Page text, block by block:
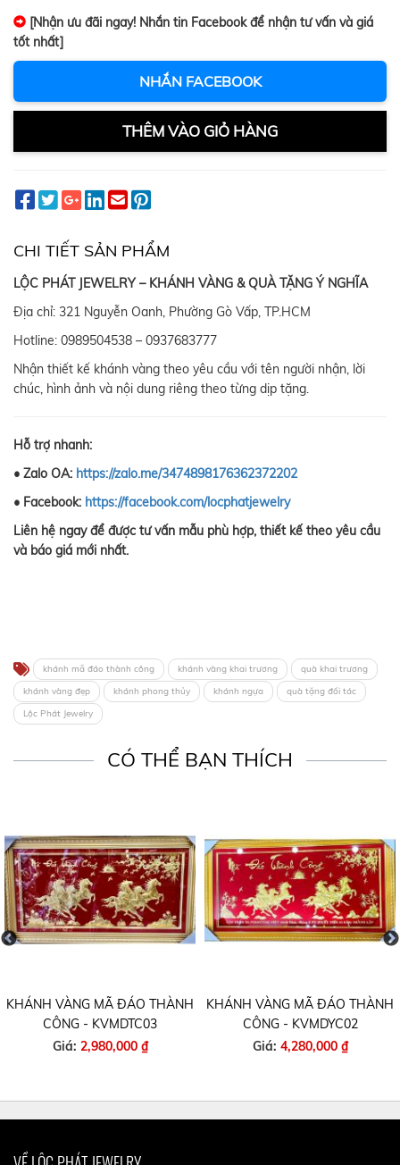
[Nhận ưu đãi ngay! Nhắn tin Facebook để nhận tư vấn và giá
tốt nhất]
NHẮN FACEBOOK
THÊM VÀO GIỎ HÀNG
CHI TIẾT SẢN PHẨM
LỘC PHÁT JEWELRY – KHÁNH VÀNG & QUÀ TẶNG Ý NGHĨA
Địa chỉ: 321 Nguyễn Oanh, Phường Gò Vấp, TP.HCM
Hotline: 0989504538 – 0937683777
Nhận thiết kế khánh vàng theo yêu cầu với tên người nhận, lời
chúc, hình ảnh và nội dung riêng theo từng dịp tặng.
Hỗ trợ nhanh:
• Zalo OA: https://zalo.me/3474898176362372202
• Facebook: https://facebook.com/locphatjewelry
Liên hệ ngay để được tư vấn mẫu phù hợp, thiết kế theo yêu cầu
và báo giá mới nhất.
khánh mã đáo thành công khánh vàng khai trương
quà khai trương
khánh vàng đẹp
khánh phong thủy khánh ngựa
quà tặng đối tác
Lộc Phát Jewelry
CÓ THỂ BẠN THÍCH
KHÁNH VÀNG MÃ ĐÁO THÀNH
CÔNG - KVMDTC03
Giá: 2,980,000 ₫
KHÁNH VÀNG MÃ ĐÁO THÀNH
CÔNG - KVMDYC02
Giá: 4,280,000 ₫